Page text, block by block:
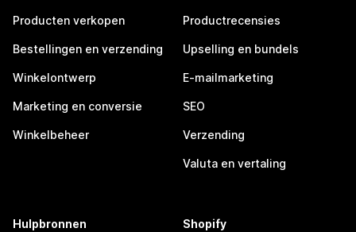
Producten verkopen
Bestellingen en verzending
Winkelontwerp
Marketing en conversie
Winkelbeheer
Productrecensies
Upselling en bundels
E-mailmarketing
SEO
Verzending
Valuta en vertaling
Hulpbronnen Shopify